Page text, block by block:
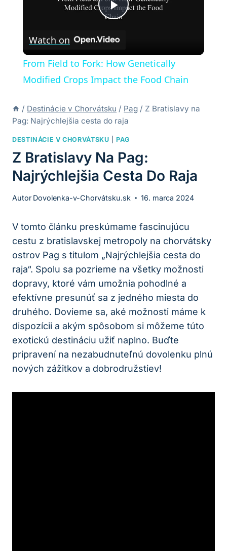
Play
Watch on
From Field to Fork: How Genetically
Modified Crops Impact the Food Chain
/ Destinácie v Chorvátsku / Pag / Z Bratislavy na
Pag: Najrýchlejšia cesta do raja
DESTINÁCIE V CHORVÁTSKU |PAG
Z Bratislavy Na Pag:
Najrýchlejšia Cesta Do Raja
Autor Dovolenka-v-Chorvátsku.sk 16. marca 2024
V tomto článku preskúmame fascinujúcu
cestu z bratislavskej metropoly na chorvátsky
ostrov Pag s titulom „Najrýchlejšia cesta do
raja“. Spolu sa pozrieme na všetky možnosti
dopravy, ktoré vám umožnia pohodlné a
efektívne presunúť sa z jedného miesta do
druhého. Dovieme sa, aké možnosti máme k
dispozícii a akým spôsobom si môžeme túto
exotickú destináciu užiť naplno. Buďte
pripravení na nezabudnuteľnú dovolenku plnú
nových zážitkov a dobrodružstiev!